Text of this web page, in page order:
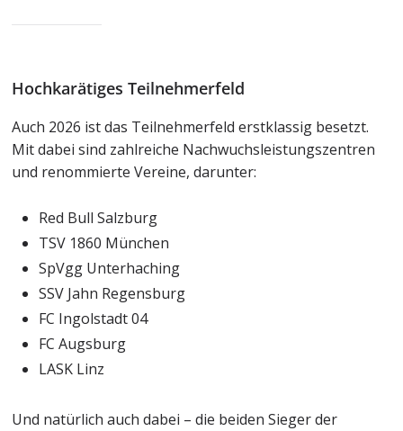
Hochkarätiges Teilnehmerfeld
Auch 2026 ist das Teilnehmerfeld erstklassig besetzt.
Mit dabei sind zahlreiche Nachwuchsleistungszentren
und renommierte Vereine, darunter:
Red Bull Salzburg
TSV 1860 München
SpVgg Unterhaching
SSV Jahn Regensburg
FC Ingolstadt 04
FC Augsburg
LASK Linz
Und natürlich auch dabei – die beiden Sieger der